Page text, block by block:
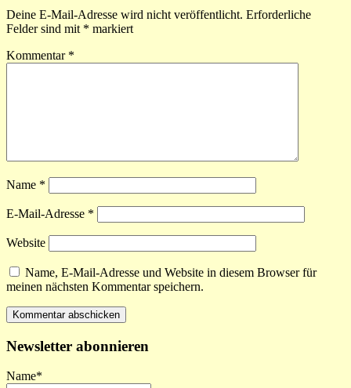
Deine E-Mail-Adresse wird nicht veröffentlicht. Erforderliche
Felder sind mit * markiert
Kommentar *
Name *
E-Mail-Adresse *
Website
Name, E-Mail-Adresse und Website in diesem Browser für
meinen nächsten Kommentar speichern.
Newsletter abonnieren
Name*